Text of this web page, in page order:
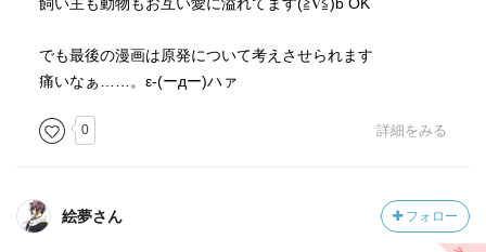
でも最後の漫画は原発について考えさせられます
痛いなぁ……。ε-(ーдー)ハァ
0 詳細をみる
絵夢さん フォロー